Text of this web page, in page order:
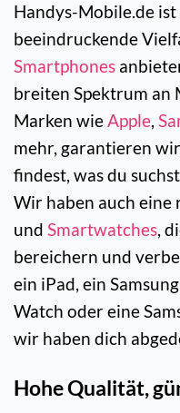
Handys-Mobile.de
beeindruckende
Smartphones
breiten Spektrum an
Marken wieApple,
mehr, garantieren
findest, was du
Wir haben auch eine
und Smartwatches,
bereichern und
ein iPad, ein
Watch oder eine
wir haben dich
Hohe Qualität,